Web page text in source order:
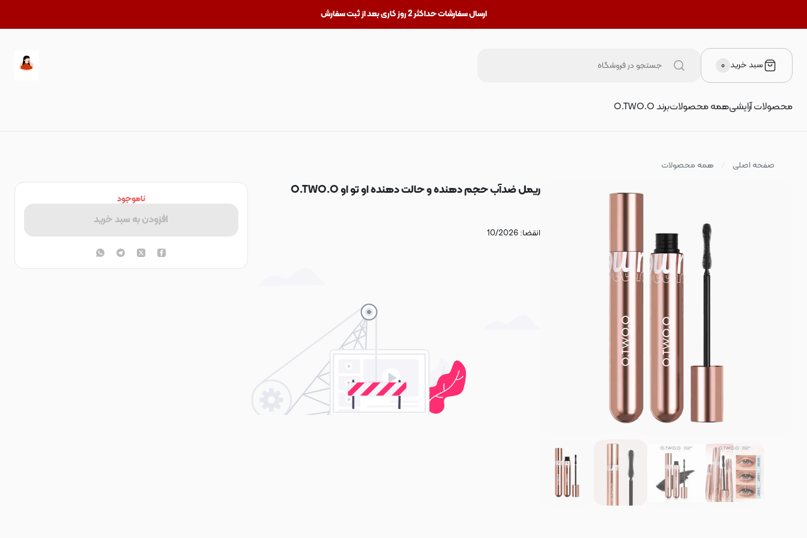
ارسال سفارشات حداکثر 2 روز کاری بعد از ثبت سفارش
سبد خرید ۰
محصولات آرایشیهمه محصولاتبرند O.TWO.O
صفحه اصلی همه محصولات
ریمل ضدآب حجم دهنده و حالت دهنده او تو او O.TWO.O
انقضا: 10/2026
ناموجود
افزودن به سبد خرید